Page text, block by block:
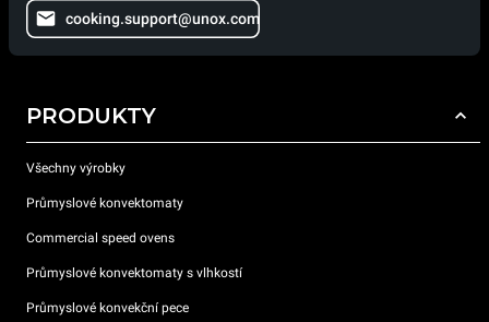
cooking.support@unox.com
PRODUKTY
Všechny výrobky
Průmyslové konvektomaty
Commercial speed ovens
Průmyslové konvektomaty s vlhkostí
Průmyslové konvekční pece